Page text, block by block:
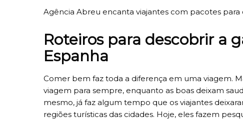
Agência Abreu encanta viajantes com pacotes
Roteiros para descobrir a
Espanha
Comer bem faz toda a diferença em uma viagem.
viagem para sempre, enquanto as boas deixam
mesmo, já faz algum tempo que os viajantes
regiões turísticas das cidades. Hoje, eles fazem